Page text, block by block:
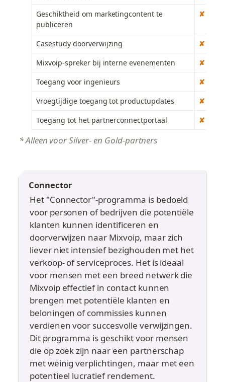
Geschiktheid om marketingcontent te
publiceren
✘
Casestudy doorverwijzing
✘
Mixvoip-spreker bij interne evenementen
✘
Toegang voor ingenieurs
✘
Vroegtijdige toegang tot productupdates
✘
Toegang tot het partnerconnectportaal
✘
* Alleen voor Silver- en Gold-partners
Connector
Het "Connector"-programma is bedoeld
voor personen of bedrijven die potentiële
klanten kunnen identificeren en
doorverwijzen naar Mixvoip, maar zich
liever niet intensief bezighouden met het
verkoop- of serviceproces. Het is ideaal
voor mensen met een breed netwerk die
Mixvoip effectief in contact kunnen
brengen met potentiële klanten en
beloningen of commissies kunnen
verdienen voor succesvolle verwijzingen.
Dit programma is geschikt voor mensen
die op zoek zijn naar een partnerschap
met weinig verplichtingen, maar met een
potentieel lucratief rendement.